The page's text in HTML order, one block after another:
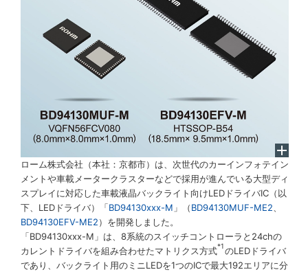
ローム株式会社（本社：京都市）は、次世代のカーインフォテイン
メントや車載メータークラスターなどで採用が進んでいる大型ディ
スプレイに対応した車載液晶バックライト向けLEDドライバIC（以
下、LEDドライバ）「BD94130xxx-M 」（BD94130MUF-ME2
BD94130EFV-ME2）を開発しました。
「BD94130xxx-M」は、8系統のスイッチコントローラと24chの
カレントドライバを組み合わせたマトリクス方式*1のLEDドライバ
であり、バックライト用のミニLEDを1つのICで最大192エリアに分